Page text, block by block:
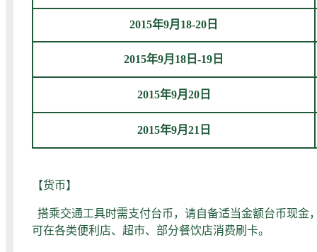
2015年9月18-20日
2015年9月18日-19日
2015年9月20日
2015年9月21日
【货币】
搭乘交通工具时需支付台币，请自备适当金额台币现
可在各类便利店、超市、部分餐饮店消费刷卡。